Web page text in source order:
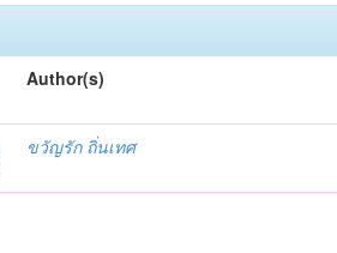
Author(s)
ขวัญรัก ถิ่นเทศ